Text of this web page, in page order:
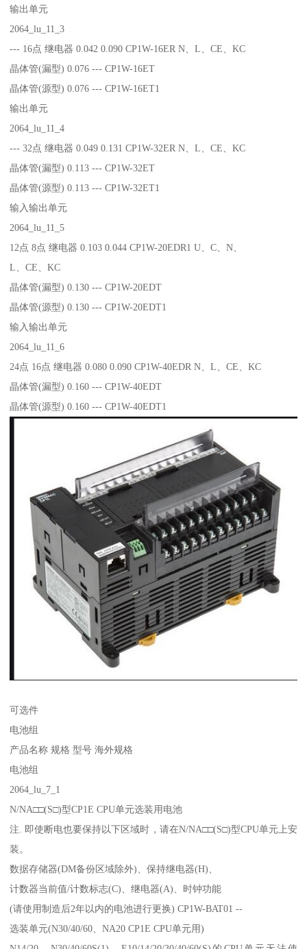
输出单元
2064_lu_11_3
--- 16点 继电器 0.042 0.090 CP1W-16ER N、L、CE、KC
晶体管(漏型) 0.076 --- CP1W-16ET
晶体管(源型) 0.076 --- CP1W-16ET1
输出单元
2064_lu_11_4
--- 32点 继电器 0.049 0.131 CP1W-32ER N、L、CE、KC
晶体管(漏型) 0.113 --- CP1W-32ET
晶体管(源型) 0.113 --- CP1W-32ET1
输入输出单元
2064_lu_11_5
12点 8点 继电器 0.103 0.044 CP1W-20EDR1 U、C、N、
L、CE、KC
晶体管(漏型) 0.130 --- CP1W-20EDT
晶体管(源型) 0.130 --- CP1W-20EDT1
输入输出单元
2064_lu_11_6
24点 16点 继电器 0.080 0.090 CP1W-40EDR N、L、CE、KC
晶体管(漏型) 0.160 --- CP1W-40EDT
晶体管(源型) 0.160 --- CP1W-40EDT1
可选件
电池组
产品名称 规格 型号 海外规格
电池组
2064_lu_7_1
N/NA□□(S□)型CP1E CPU单元选装用电池
注. 即使断电也要保持以下区域时，请在N/NA□□(S□)型CPU单元上安
装。
数据存储器(DM备份区域除外)、保持继电器(H)、
计数器当前值/计数标志(C)、继电器(A)、时钟功能
(请使用制造后2年以内的电池进行更换) CP1W-BAT01 --
选装单元(N30/40/60、NA20 CP1E CPU单元用)